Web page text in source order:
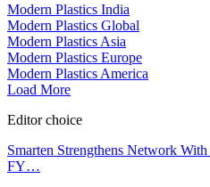
Modern Plastics India
Modern Plastics Global
Modern Plastics Asia
Modern Plastics Europe
Modern Plastics America
Load More
Editor choice
Smarten Strengthens Network
FY…